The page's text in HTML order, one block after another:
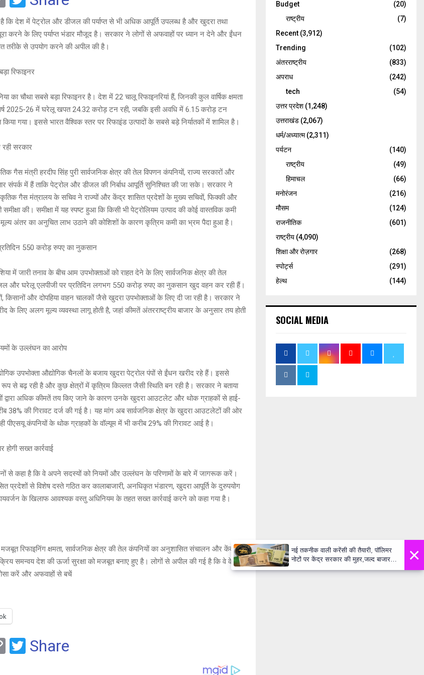
o
py
Li
n
k
wi
tt
er
कि देश में पेट्रोल और डीजल की पर्याप्त से भी अधिक आपूर्ति उपलब्ध है और खुदरा तथा
करने के लिए पर्याप्त भंडार मौजूद है। सरकार ने लोगों से अफवाहों पर ध्यान न देने और ईंधन
तरीके से उपयोग करने की अपील की है।
रिफाइनर
का चौथा सबसे बड़ा रिफाइनर है। देश में 22 चालू रिफाइनरियां हैं, जिनकी कुल वार्षिक क्षमता
2025-26 में घरेलू खपत 24.32 करोड़ टन रही, जबकि इसी अवधि में 6.15 करोड़ टन
किया गया। इससे भारत वैश्विक स्तर पर रिफाइंड उत्पादों के सबसे बड़े निर्यातकों में शामिल है।
सरकार
गैस मंत्री हरदीप सिंह पुरी सार्वजनिक क्षेत्र की तेल विपणन कंपनियों, राज्य सरकारों और
संपर्क में हैं ताकि पेट्रोल और डीजल की निर्बाध आपूर्ति सुनिश्चित की जा सके। सरकार ने
गैस मंत्रालय के सचिव ने राज्यों और केंद्र शासित प्रदेशों के मुख्य सचिवों, फिक्की और
की। समीक्षा में यह स्पष्ट हुआ कि किसी भी पेट्रोलियम उत्पाद की कोई वास्तविक कमी
मूल्य अंतर का अनुचित लाभ उठाने की कोशिशों के कारण कृत्रिम कमी का भ्रम पैदा हुआ है।
550 करोड़ रुपए का नुकसान
में जारी तनाव के बीच आम उपभोक्ताओं को राहत देने के लिए सार्वजनिक क्षेत्र की तेल
और घरेलू एलपीजी पर प्रतिदिन लगभग 550 करोड़ रुपए का नुकसान खुद वहन कर रही हैं।
किसानों और दोपहिया वाहन चालकों जैसे खुदरा उपभोक्ताओं के लिए दी जा रही है। सरकार ने
के लिए अलग मूल्य व्यवस्था लागू होती है, जहां कीमतें अंतरराष्ट्रीय बाजार के अनुसार तय होती
के उल्लंघन का आरोप
उपभोक्ता औद्योगिक चैनलों के बजाय खुदरा पेट्रोल पंपों से ईंधन खरीद रहे हैं। इससे
रूप से बढ़ रही है और कुछ क्षेत्रों में कृत्रिम किल्लत जैसी स्थिति बन रही है। सरकार ने बताया
द्वारा अधिक कीमतें तय किए जाने के कारण उनके खुदरा आउटलेट और थोक ग्राहकों से हाई-
38% की गिरावट दर्ज की गई है। यह मांग अब सार्वजनिक क्षेत्र के खुदरा आउटलेटों की ओर
ही पीएसयू कंपनियों के थोक ग्राहकों के वॉल्यूम में भी करीब 29% की गिरावट आई है।
होगी सख्त कार्रवाई
से कहा है कि वे अपने सदस्यों को नियमों और उल्लंघन के परिणामों के बारे में जागरूक करें।
प्रदेशों से विशेष दस्ते गठित कर कालाबाजारी, अनधिकृत भंडारण, खुदरा आपूर्ति के दुरुपयोग
के खिलाफ आवश्यक वस्तु अधिनियम के तहत सख्त कार्रवाई करने को कहा गया है।
रिफाइनिंग क्षमता, सार्वजनिक क्षेत्र की तेल कंपनियों का अनुशासित संचालन और केंद्र,
समन्वय देश की ऊर्जा सुरक्षा को मजबूत बनाए हुए है। लोगों से अपील की गई है कि वे केवल
करें और अफवाहों से बचें
C
T
Share
Budget
(20)
राष्ट्रीय
(7)
Recent (3,912)
Trending
(102)
अंतरराष्ट्रीय
(833)
अपराध
(242)
tech
(54)
उत्तर प्रदेश(1,248)
उत्तराखंड (2,067)
धर्म/अध्यात्म(2,311)
पर्यटन
(140)
राष्ट्रीय
(49)
हिमाचल
(66)
मनोरंजन
(216)
मौसम
(124)
राजनीतिक
(601)
राष्ट्रीय (4,090)
शिक्षा और रोज़गार
(268)
स्पोर्ट्स
(291)
हेल्थ
(144)
SOCIAL MEDIA
×
नई तकनीक वाली करेंसी की तैयारी, पॉलिमर
नोटों पर केंद्र सरकार की मुहर,जल्द बाजार में
दिखेंगे प्लास्टिक के ₹10 और ₹20 के नोट -